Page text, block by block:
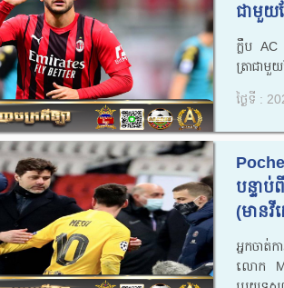
ជាមួយខ្
ក្លឹប AC
ត្រាជាមួយ
ថ្ងៃទី :
បន្ទា
(មានវី
អ្នកចាត់
លោក​